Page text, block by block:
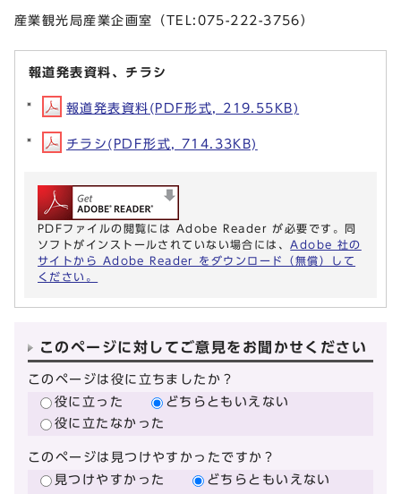
産業観光局産業企画室（TEL:075-222-3756）
報道発表資料、チラシ
報道発表資料(PDF形式, 219.55KB)
チラシ(PDF形式, 714.33KB)
PDFファイルの閲覧には Adobe Reader が必要です。同
ソフトがインストールされていない場合には、 Adobe 社の
サイトから Adobe Reader をダウンロード（無償）して
ください。
このページに対してご意見をお聞かせください
このページは役に立ちましたか？
役に立った
どちらともいえない
役に立たなかった
このページは見つけやすかったですか？
見つけやすかった
どちらともいえない